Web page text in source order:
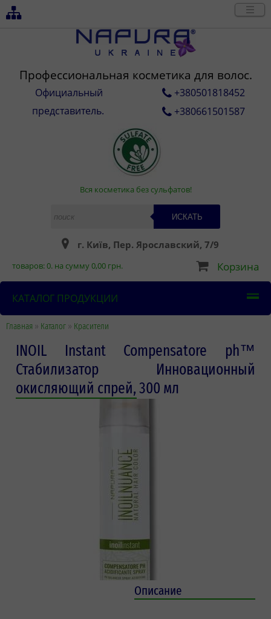
Профессиональная косметика для волос.
Официальный
представитель.
+380501818452
+380661501587
Вся косметика без сульфатов!
ИСКАТЬ
г. Київ, Пер. Ярославский, 7/9
товаров:0. на сумму0,00 грн. Корзина
КАТАЛОГ ПРОДУКЦИИ
Главная » Каталог » Красители
INOIL Instant Compensatore ph™
Стабилизатор Инновационный
окисляющий спрей, 300 мл
Описание